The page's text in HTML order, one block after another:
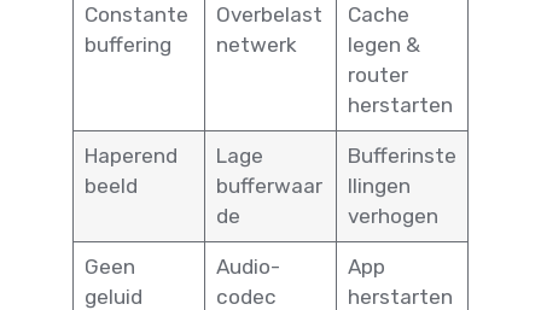
Constante
buffering
Overbelast
netwerk
Cache
legen &
router
herstarten
Haperend
beeld
Lage
bufferwaar
de
Bufferinste
llingen
verhogen
Geen
geluid
Audio-
codec
App
herstarten